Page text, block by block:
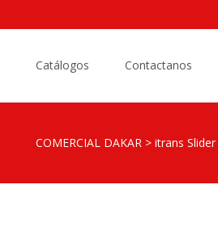
Catálogos Contactanos
COMERCIAL DAKAR > itrans Slider